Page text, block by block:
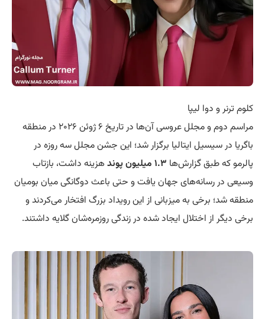
کلوم ترنر و دوا لیپا
مراسم دوم و مجلل عروسی آن‌ها در تاریخ ۶ ژوئن ۲۰۲۶ در منطقه
باگریا در سیسیل ایتالیا برگزار شد؛ این جشن مجلل سه روزه در
پالرمو که طبق گزارش‌ها ۱.۳ میلیون پوند
هزینه داشت، بازتاب
وسیعی در رسانه‌های جهان یافت و حتی باعث دوگانگی میان بومیان
منطقه شد؛ برخی به میزبانی از این رویداد بزرگ افتخار می‌کردند و
برخی دیگر از اختلال ایجاد شده در زندگی روزمره‌شان گلایه داشتند.